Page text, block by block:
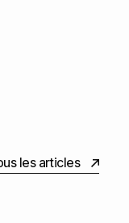
les articles